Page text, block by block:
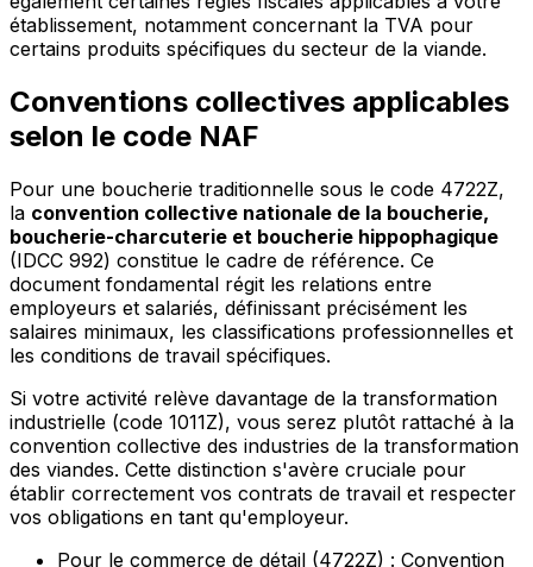
établissement, notamment concernant la TVA pour
certains produits spécifiques du secteur de la viande.
Conventions collectives applicables
selon le code NAF
Pour une boucherie traditionnelle sous le code 4722Z,
la convention collective nationale de la boucherie,
boucherie-charcuterie et boucherie hippophagique
(IDCC 992) constitue le cadre de référence. Ce
document fondamental régit les relations entre
employeurs et salariés, définissant précisément les
salaires minimaux, les classifications professionnelles et
les conditions de travail spécifiques.
Si votre activité relève davantage de la transformation
industrielle (code 1011Z), vous serez plutôt rattaché à la
convention collective des industries de la transformation
des viandes. Cette distinction s'avère cruciale pour
établir correctement vos contrats de travail et respecter
vos obligations en tant qu'employeur.
Pour le commerce de détail (4722Z) : Convention